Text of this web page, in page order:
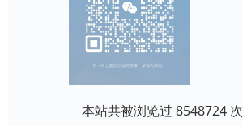
本站共被浏览过 8548724 次